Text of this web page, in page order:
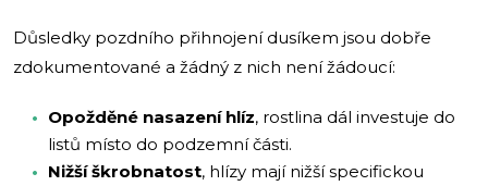
Důsledky pozdního přihnojení dusíkem jsou dobře
zdokumentované a žádný z nich není žádoucí:
Opožděné nasazení hlíz, rostlina dál investuje do
listů místo do podzemní části.
Nižší škrobnatost, hlízy mají nižší specifickou